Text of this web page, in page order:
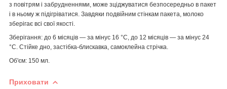
з повітрям і забрудненнями, може зціджуватися безпосередньо в пакет
і в ньому ж підігріватися. Завдяки подвійним стінкам пакета, молоко
зберігає всі свої якості.
Зберігання: до 6 місяців — за мінус 16 °C, до 12 місяців — за мінус 24
°C. Стійке дно, застібка-блискавка, самоклейна стрічка.
Об'єм: 150 мл.
Приховати